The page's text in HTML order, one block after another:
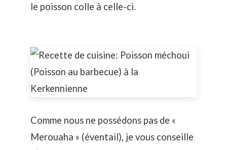
le poisson colle à celle-ci.
Comme nous ne possédons pas de «
Merouaha » (éventail), je vous conseille